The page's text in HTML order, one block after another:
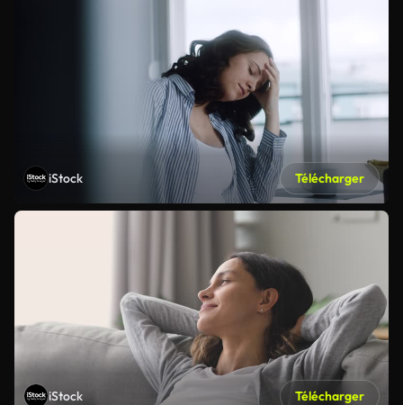
iStock Télécharger
iStock Télécharger